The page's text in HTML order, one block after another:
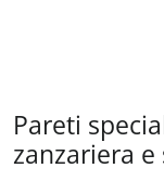
Pareti
zanzariera